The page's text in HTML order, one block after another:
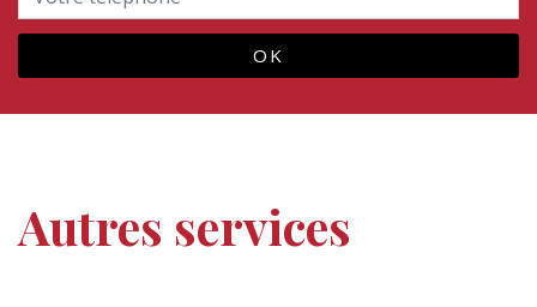
Autres services